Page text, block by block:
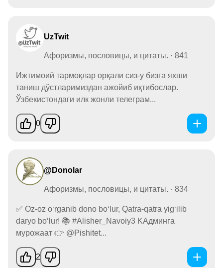
UzTwit
Афоризмы, пословицы, и цитаты. · 841
Ижтимоий тармоқлар орқали сиз-у бизга яхши
таниш дўстларимиздан ажойиб иқтибослар.
Ўзбекистондаги илк жонли телеграм...
0
@Donolar
Афоризмы, пословицы, и цитаты. · 834
✅ Oz-oz o‘rganib dono bo‘lur, Qatra-qatra yig‘ilib
daryo bo‘lur! 📚 #Alisher_Navoiy3 KАдминга
мурожаат 👉 @Pishitet...
2